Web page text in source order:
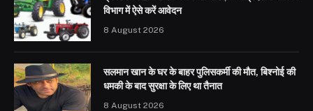
विभाग में ऐसे करें आवेदन
8 August 2026
सलमान खान के घर के बाहर पुलिसकर्मी की मौत, बिश्नोई की
धमकी के बाद सुरक्षा के लिए था तैनात
8 August 2026